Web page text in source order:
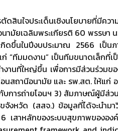
นใจประเด็นเชิงนโยบายที่มีคว
นามัยเฉลิมพระเกียรติ 60 พรรษา
ขึ้นในปีงบประมาณ 2566 เป็นภ
“ทีมมดงาน” เป็นทีมขนาดเล็กที่เ
งานที่ใหญ่ขึ้น เพื่อการมีส่วนร่วมข
สถานีอนามัย และ รพ.สต. ให้แก่
บการถ่ายโอนฯ 3) สัมภาษณ์ผู้มีส่ว
งหวัด (สสจ.) ข้อมูลที่ได้จะนำมาวิ
เสาหลักของระบบสุขภาพขององ